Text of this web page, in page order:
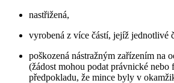
nastřižená,
vyrobená z více částí, jejíž jednotlivé
poškozená nástražným zařízením na
(žádost mohou podat právnické nebo
předpokladu, že mince byly v